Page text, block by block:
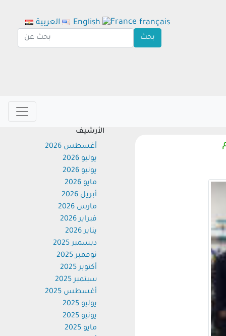
الأرشيف
أغسطس 2026
يوليو 2026
يونيو 2026
مايو 2026
أبريل 2026
مارس 2026
فبراير 2026
يناير 2026
ديسمبر 2025
نوفمبر 2025
أكتوبر 2025
سبتمبر 2025
أغسطس 2025
يوليو 2025
يونيو 2025
مايو 2025
العربية English français